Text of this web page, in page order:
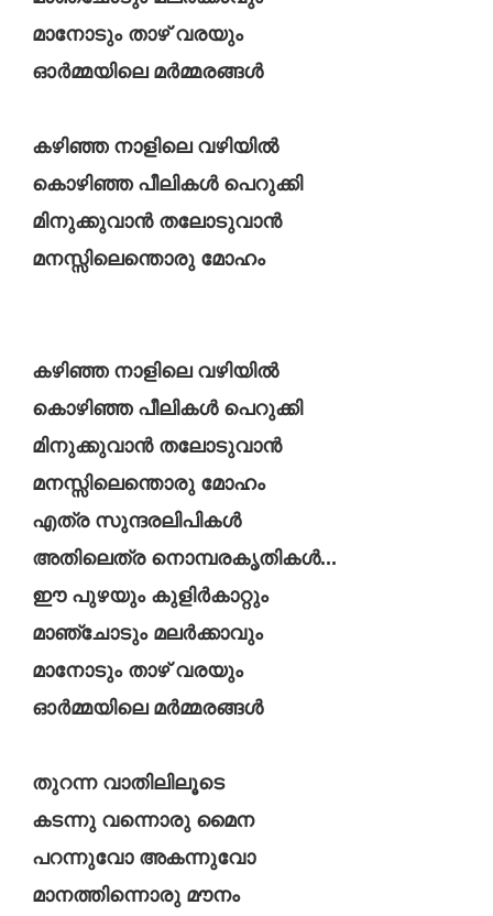
മാനോടും താഴ്‌ വരയും
ഓർമ്മയിലെ മർമ്മരങ്ങൾ
കഴിഞ്ഞ നാളിലെ വഴിയിൽ
കൊഴിഞ്ഞ പീലികൾ പെറുക്കി
മിനുക്കുവാൻ തലോടുവാൻ
മനസ്സിലെന്തൊരു മോഹം
കഴിഞ്ഞ നാളിലെ വഴിയിൽ
കൊഴിഞ്ഞ പീലികൾ പെറുക്കി
മിനുക്കുവാൻ തലോടുവാൻ
മനസ്സിലെന്തൊരു മോഹം
എത്ര സുന്ദരലിപികൾ
അതിലെത്ര നൊമ്പരകൃതികൾ...
ഈ പുഴയും കുളിർകാറ്റും
മാഞ്ചോടും മലർക്കാവും
മാനോടും താഴ്‌ വരയും
ഓർമ്മയിലെ മർമ്മരങ്ങൾ
തുറന്ന വാതിലിലൂടെ
കടന്നു വന്നൊരു മൈന
പറന്നുവോ അകന്നുവോ
മാനത്തിന്നൊരു മൗനം